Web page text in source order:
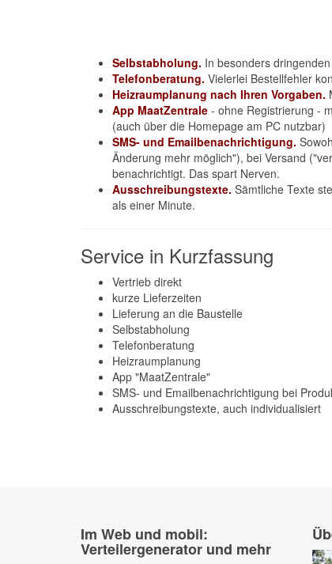
Selbstabholung. In besonders
Telefonberatung. Vielerlei Bestellfehler
Heizraumplanung nach Ihren Vorgaben.
App MaatZentrale - ohne Registrierung -
(auch über die Homepage am PC nutzbar)
SMS- und Emailbenachrichtigung.
Änderung mehr möglich"), bei Versand
benachrichtigt. Das spart Nerven.
Ausschreibungstexte. Sämtliche Texte
als einer Minute.
Service in Kurzfassung
Vertrieb direkt
kurze Lieferzeiten
Lieferung an die Baustelle
Selbstabholung
Telefonberatung
Heizraumplanung
App "MaatZentrale"
SMS- und Emailbenachrichtigung bei
Ausschreibungstexte, auch individualisiert
Im Web und mobil:
Verteilergenerator und mehr